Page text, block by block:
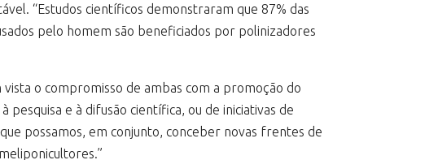
“Estudos científicos demonstraram que 87% das
pelo homem são beneficiados por polinizadores
o compromisso de ambas com a promoção do
e à difusão científica, ou de iniciativas de
possamos, em conjunto, conceber novas frentes de